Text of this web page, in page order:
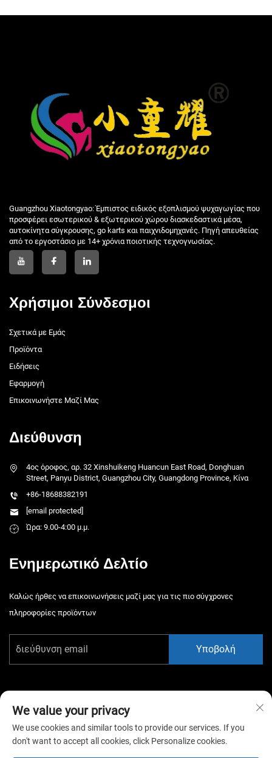
Guangzhou Xiaotongyao: Έμπιστος ειδικός εξοπλισμού ψυχαγωγίας που
προσφέρει εσωτερικού & εξωτερικού χώρου διασκεδαστικά μέσα,
αυτοκίνητα σύγκρουσης, go karts και παιχνιδομηχανές. Πηγή απευθείας
από το εργοστάσιο με 14+ χρόνια ποιοτικής τεχνογνωσίας.
Χρήσιμοι Σύνδεσμοι
Σχετικά με Εμάς
Προϊόντα
Ειδήσεις
Εφαρμογή
Επικοινωνήστε Μαζί Μας
Διεύθυνση
4ος όροφος, αρ. 32 Xinshuikeng Huancun East Road, Donghuan
Street, Panyu District, Guangzhou City, Guangdong Province, Κίνα
+86-18688382191
[email protected]
Ώρα: 9.00-4:00 μ.μ.
Ενημερωτικό Δελτίο
Καλώς ήρθες να επικοινωνήσεις μαζί μας για τις πιο σύγχρονες
πληροφορίες προϊόντων
Υποβολή
Πνευματικά δικαιώματα © 2026 China Guangzhou Xiaotongyao
Amusement Equipment Co., Ltd. Όλα τα δικαιώματα διατηρούνται. -
We value your privacy
We use cookies and similar tools to provide our services. If you
don't want to accept all cookies, click Personalize cookies.